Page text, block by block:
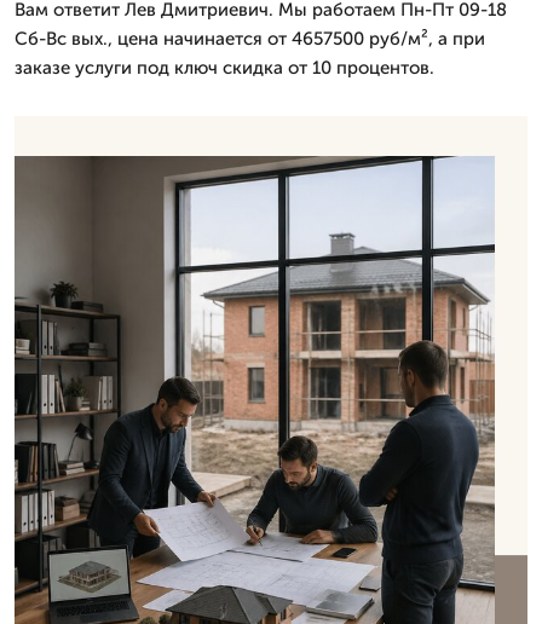
Вам ответит Лев Дмитpиевич. Мы работаем Пн-Пт 09-18
Сб-Вс вых., цена начинается от 4657500 руб/м², а при
заказе услуги под ключ скидка от 10 процентов.